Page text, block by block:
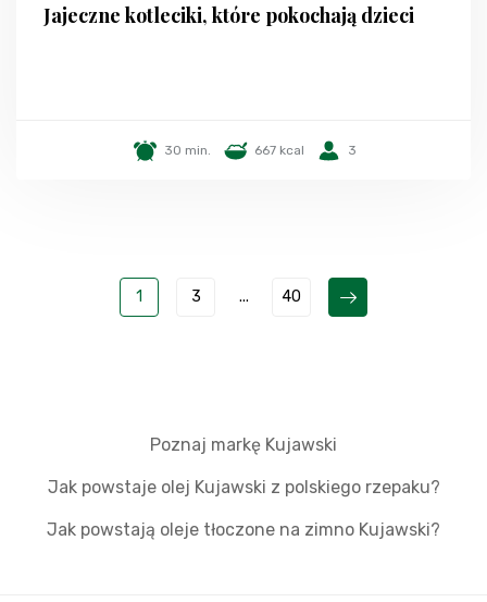
Jajeczne kotleciki, które pokochają dzieci
30 min. 667 kcal 3
1 3 ... 40
Poznaj markę Kujawski
Jak powstaje olej Kujawski z polskiego rzepaku?
Jak powstają oleje tłoczone na zimno Kujawski?